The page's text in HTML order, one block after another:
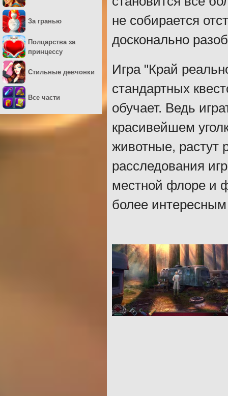
не собирается
досконально
Игра "Край
стандартных
обучает. Ведь
красивейшем
животные, растут
расследования
местной флоре и
более
За гранью
Полцарства за
принцессу
Стильные девчонки
Все части